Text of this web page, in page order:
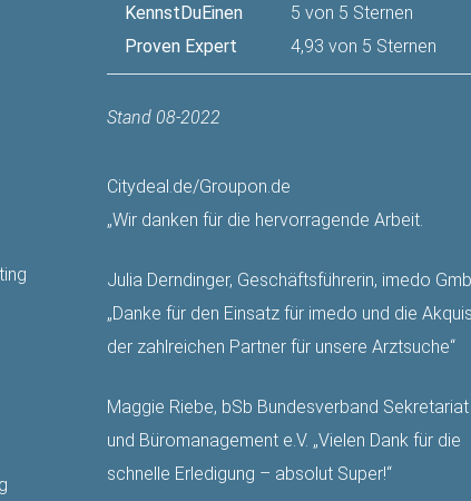
KennstDuEinen
Proven Expert
5 von 5 Sternen
4,93 von 5 Sternen
Stand 08-2022
Citydeal.de/Groupon.de
„Wir danken für die hervorragende Arbeit.
Julia Derndinger, Geschäftsführerin, imedo
„Danke für den Einsatz für imedo und die
der zahlreichen Partner für unsere Arztsuche“
Maggie Riebe, bSb Bundesverband Sekretariat
und Büromanagement e.V. „Vielen Dank für die
schnelle Erledigung – absolut Super!“